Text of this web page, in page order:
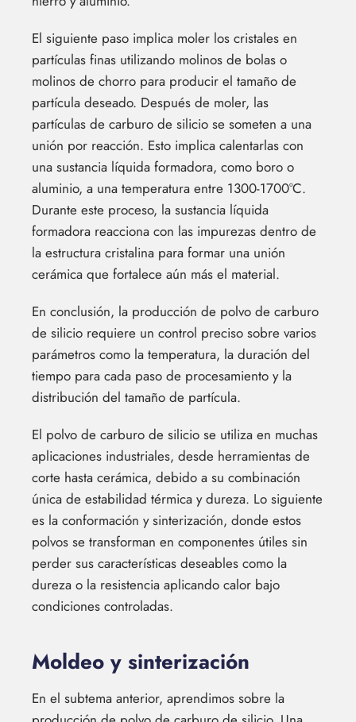
El siguiente paso implica moler los cristales en
partículas finas utilizando molinos de bolas o
molinos de chorro para producir el tamaño de
partícula deseado. Después de moler, las
partículas de carburo de silicio se someten a una
unión por reacción. Esto implica calentarlas con
una sustancia líquida formadora, como boro o
aluminio, a una temperatura entre 1300-1700°C.
Durante este proceso, la sustancia líquida
formadora reacciona con las impurezas dentro de
la estructura cristalina para formar una unión
cerámica que fortalece aún más el material.
En conclusión, la producción de polvo de carburo
de silicio requiere un control preciso sobre varios
parámetros como la temperatura, la duración del
tiempo para cada paso de procesamiento y la
distribución del tamaño de partícula.
El polvo de carburo de silicio se utiliza en muchas
aplicaciones industriales, desde herramientas de
corte hasta cerámica, debido a su combinación
única de estabilidad térmica y dureza. Lo siguiente
es la conformación y sinterización, donde estos
polvos se transforman en componentes útiles sin
perder sus características deseables como la
dureza o la resistencia aplicando calor bajo
condiciones controladas.
Moldeo y sinterización
En el subtema anterior, aprendimos sobre la